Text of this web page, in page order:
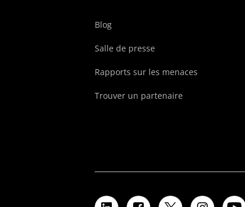
Blog
Salle de presse
Rapports sur les menaces
Trouver un partenaire